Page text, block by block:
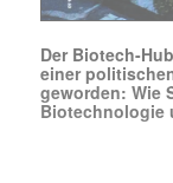
Der Biotech-
einer
geworden: Wie
Biotechnologie